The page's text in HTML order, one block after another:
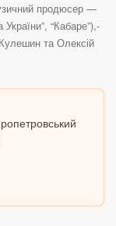
продюсер —
“Кабаре”),-
та Олексій